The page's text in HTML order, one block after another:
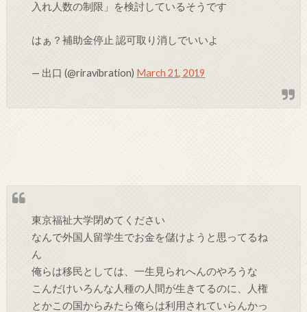
入れ人数の制限」を検討しているそうです
はぁ？補助金停止 認可取り消しでいいよ
— 出口 (@riravibration) March 21, 2019
東京福祉大学閉めてください
なんで外国人留学生でお金を儲けようと思ってるね
ん
俺らは移民としては、一生見られへんのやろうな
こんだけいろんな人種の人間が生きてるのに、人権
とかこの国からみたら俺らは利用されていらんかっ